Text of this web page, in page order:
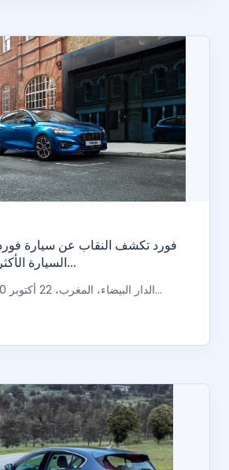
فورد تكشف النقاب عن سيارة
السيارة الأكثر ابتكاراً وديناميكي...
الدار البيضاء، المغرب، 22 أكتوبر 2020: كشفت فورد ع...